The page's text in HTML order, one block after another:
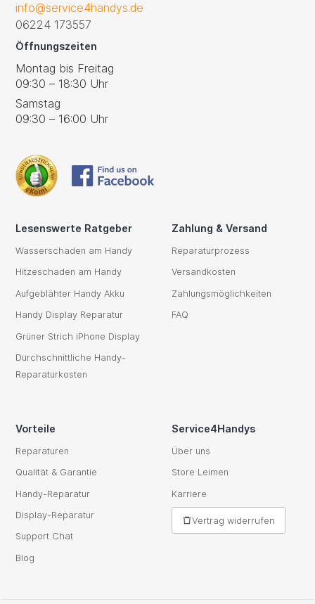
info@service4handys.de
06224 173557
Öffnungszeiten
Montag bis Freitag
09:30 – 18:30 Uhr
Samstag
09:30 – 16:00 Uhr
Lesenswerte Ratgeber
Wasserschaden am Handy
Hitzeschaden am Handy
Aufgeblähter Handy Akku
Handy Display Reparatur
Grüner Strich iPhone Display
Durchschnittliche Handy-
Reparaturkosten
Zahlung & Versand
Reparaturprozess
Versandkosten
Zahlungsmöglichkeiten
FAQ
Vorteile
Reparaturen
Qualität & Garantie
Handy-Reparatur
Display-Reparatur
Support Chat
Blog
Service4Handys
Über uns
Store Leimen
Karriere
Vertrag widerrufen